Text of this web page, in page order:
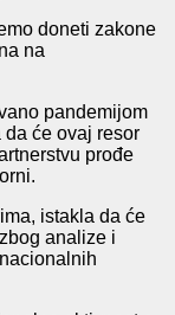
doneti zakone
na
pandemijom
će ovaj resor
prođe
istakla da će
analize i